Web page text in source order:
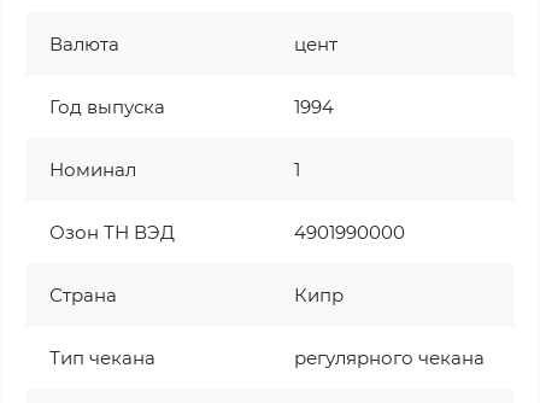
Валюта цент
Год выпуска 1994
Номинал 1
Озон ТН ВЭД 4901990000
Страна Кипр
Тип чекана регулярного чекана